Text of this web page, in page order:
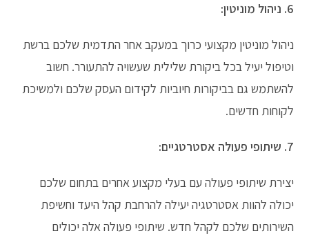
6. ניהול מוניטין:
ניהול מוניטין מקצועי כרוך במעקב אחר התדמית שלכם ברשת
וטיפול יעיל בכל ביקורת שלילית שעשויה להתעורר. חשוב
להשתמש גם בביקורות חיוביות לקידום העסק שלכם ולמשיכת
לקוחות חדשים.
7. שיתופי פעולה אסטרטגיים:
יצירת שיתופי פעולה עם בעלי מקצוע אחרים בתחום שלכם
יכולה להוות אסטרטגיה יעילה להרחבת קהל היעד וחשיפת
השירותים שלכם לקהל חדש. שיתופי פעולה אלה יכולים